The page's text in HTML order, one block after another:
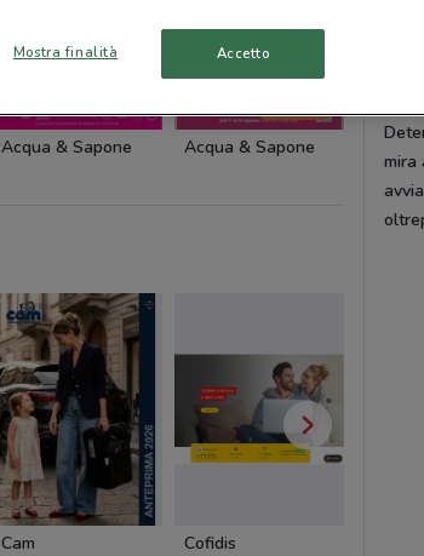
Acqua & Sapone Acqua & Sapone Acqua
Cam Cofidis
il
mira
Mostra finalità Accetto